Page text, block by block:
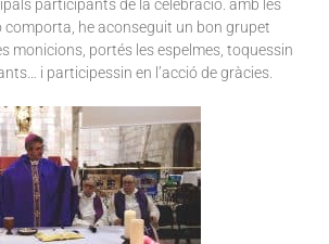
participants de la celebració. amb les
he aconseguit un bon grupet
monicions, portés les espelmes, toquessin
i participessin en l’acció de gràcies.